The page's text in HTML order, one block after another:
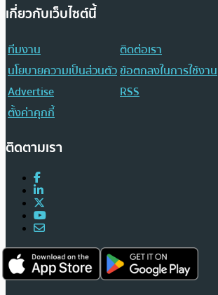
เกี่ยวกับเว็บไซต์นี้
ทีมงาน
ติดต่อเรา
นโยบายความเป็นส่วนตัวข้อตกลงในการใช้งาน
Advertise
RSS
ตั้งค่าคุกกี้
ติดตามเรา